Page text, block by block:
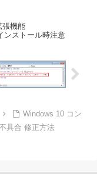
張機能
ンストール時注意
Windows 10 コン
具合 修正方法